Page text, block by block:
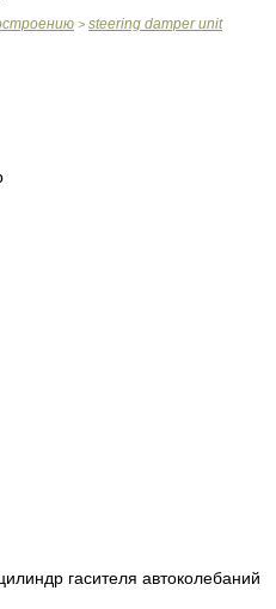
> steering damper unit
гасителя автоколебаний